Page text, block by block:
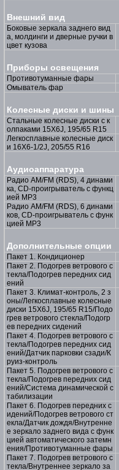
Внешний вид
Боковые зеркала заднего вид
а, молдинги и дверные ручки в
цвет кузова
Приборы освещения
Противотуманные фары
Омыватель фар
Колесные диски и шины
Стальные колесные диски с к
олпаками 15X6J, 195/65 R15
Легкосплавные колесные диск
и 16X6-1/2J, 205/55 R16
Аудиоаппаратура
Радио AM/FM (RDS), 4 динами
ка, CD-проигрыватель с функц
ией MP3
Радио AM/FM (RDS), 6 динами
ков, CD-проигрыватель с функ
цией MP3
Дополнительные опции
Пакет 1. Кондиционер
Пакет 2. Подогрев ветрового с
текла/Подогрев передних сид
ений
Пакет 3. Климат-контроль, 2 з
оны/Легкосплавные колесные
диски 15X6J, 195/65 R15/Подо
грев ветрового стекла/Подогр
ев передних сидений
Пакет 4. Подогрев ветрового с
текла/Подогрев передних сид
ений/Датчик парковки сзади/К
руиз-контроль
Пакет 5. Подогрев ветрового с
текла/Подогрев передних сид
ений/Система динамической с
табилизации
Пакет 6. Подогрев передних с
идений/Подогрев ветрового ст
екла/Датчик дождя/Внутренне
е зеркало заднего вида с функ
цией автоматического затемн
ения/Противотуманные фары
Пакет 7. Подогрев ветрового с
текла/Внутреннее зеркало за